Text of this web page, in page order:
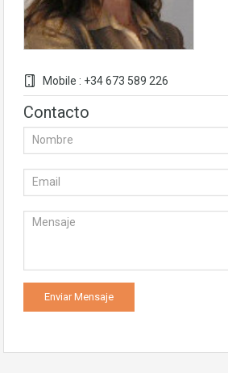
Mobile : +34 673 589 226
Contacto